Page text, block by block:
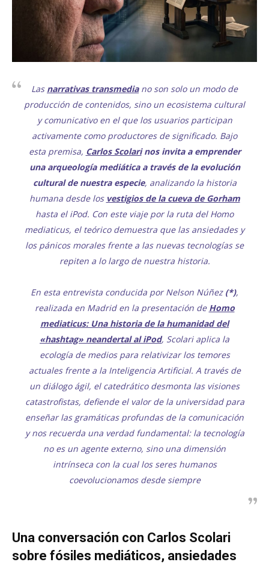
Las narrativas transmediano son solo un modo de
producción de contenidos, sino un ecosistema cultural
y comunicativo en el que los usuarios participan
activamente como productores de significado. Bajo
esta premisa, Carlos Scolarinos invita a emprender
una arqueología mediática a través de la evolución
cultural de nuestra especie, analizando la historia
humana desde los vestigios de la cueva de Gorham
hasta el iPod. Con este viaje por la ruta del Homo
mediaticus, el teórico demuestra que las ansiedades y
los pánicos morales frente a las nuevas tecnologías se
repiten a lo largo de nuestra historia.
En esta entrevista conducida por Nelson Núñez (*),
realizada en Madrid en la presentación de Homo
mediaticus: Una historia de la humanidad del
«hashtag» neandertal al iPod, Scolari aplica la
ecología de medios para relativizar los temores
actuales frente a la Inteligencia Artificial. A través de
un diálogo ágil, el catedrático desmonta las visiones
catastrofistas, defiende el valor de la universidad para
enseñar las gramáticas profundas de la comunicación
y nos recuerda una verdad fundamental: la tecnología
no es un agente externo, sino una dimensión
intrínseca con la cual los seres humanos
coevolucionamos desde siempre
Una conversación con Carlos Scolari
sobre fósiles mediáticos, ansiedades